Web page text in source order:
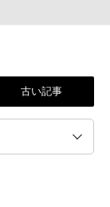
古い記事